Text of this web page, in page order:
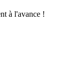
à l'avance !